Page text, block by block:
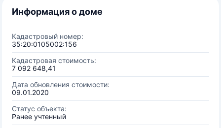
Информация о доме
Кадастровый номер:
35:20:0105002:156
Кадастровая стоимость:
7 092 648,41
Дата обновления стоимости:
09.01.2020
Статус объекта:
Ранее учтенный